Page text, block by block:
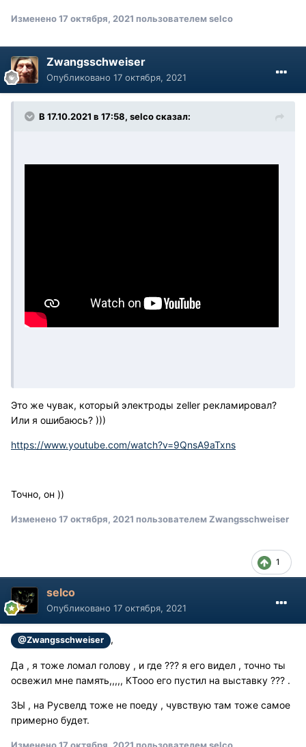
Изменено17 октября, 2021 пользователем selco
Zwangsschweiser
Опубликовано 17 октября, 2021
В 17.10.2021 в 17:58, selco сказал:
Это же чувак, который электроды zeller рекламировал?
Или я ошибаюсь? )))
https://www.youtube.com/watch?v=9QnsA9aTxns
Точно, он ))
Изменено17 октября, 2021 пользователем Zwangsschweiser
1
selco
Опубликовано 17 октября, 2021
@Zwangsschweiser ,
Да , я тоже ломал голову , и где ??? я его видел , точно ты
освежил мне память,,,,, КТооо его пустил на выставку ??? .
ЗЫ , на Русвелд тоже не поеду , чувствую там тоже самое
примерно будет.
Изменено17 октября, 2021 пользователем selco